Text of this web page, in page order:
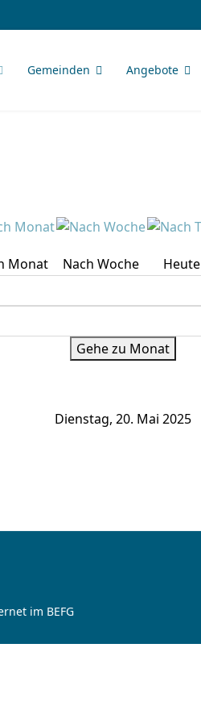
Gemeinden Angebote
Monat Nach Woche Heute
Gehe zu Monat
Dienstag, 20. Mai 2025
im BEFG